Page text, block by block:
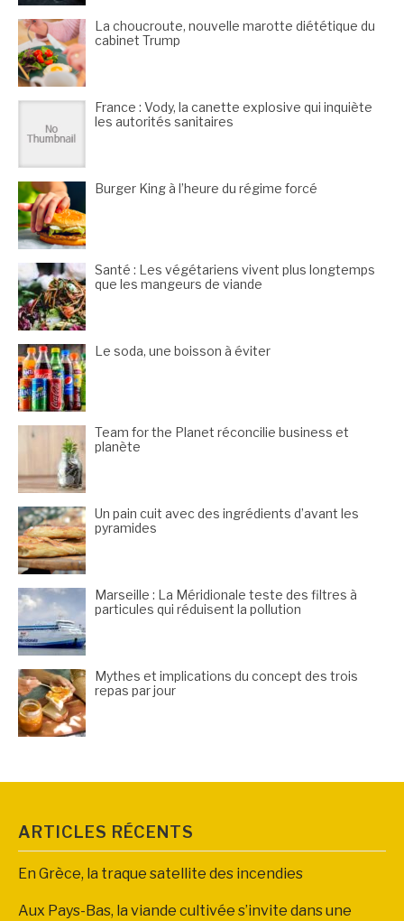
La choucroute, nouvelle marotte diététique du
cabinet Trump
France : Vody, la canette explosive qui inquiète
les autorités sanitaires
Burger King à l’heure du régime forcé
Santé : Les végétariens vivent plus longtemps
que les mangeurs de viande
Le soda, une boisson à éviter
Team for the Planet réconcilie business et
planète
Un pain cuit avec des ingrédients d’avant les
pyramides
Marseille : La Méridionale teste des filtres à
particules qui réduisent la pollution
Mythes et implications du concept des trois
repas par jour
ARTICLES RÉCENTS
En Grèce, la traque satellite des incendies
Aux Pays-Bas, la viande cultivée s’invite dans une